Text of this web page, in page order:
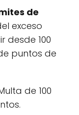
de
exceso
desde 100
puntos de
de 100